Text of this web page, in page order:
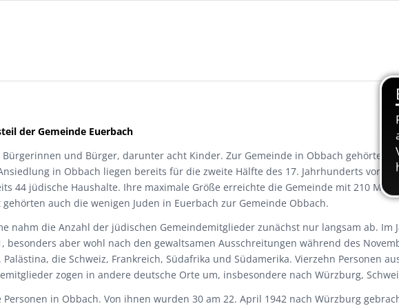
der Gemeinde Euerbach
und Bürger, darunter acht Kinder. Zur Gemeinde in Obbach gehörten
in Obbach liegen bereits für die zweite Hälfte des 17. Jahrhunderts vor.
44 jüdische Haushalte. Ihre maximale Größe erreichte die Gemeinde mit 210
auch die wenigen Juden in Euerbach zur Gemeinde Obbach.
nahm die Anzahl der jüdischen Gemeindemitglieder zunächst nur langsam ab. Im
besonders aber wohl nach den gewaltsamen Ausschreitungen während des
die Schweiz, Frankreich, Südafrika und Südamerika. Vierzehn Personen
zogen in andere deutsche Orte um, insbesondere nach Würzburg,
in Obbach. Von ihnen wurden 30 am 22. April 1942 nach Würzburg